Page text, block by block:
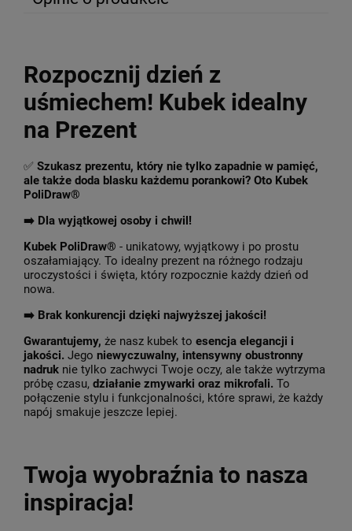
Rozpocznij dzień z
uśmiechem! Kubek idealny
na Prezent
✅ Szukasz prezentu, który nie tylko zapadnie w pamięć,
ale także doda blasku każdemu porankowi? Oto Kubek
PoliDraw®
➡️ Dla wyjątkowej osoby i chwil!
Kubek PoliDraw® - unikatowy, wyjątkowy i po prostu
oszałamiający. To idealny prezent na różnego rodzaju
uroczystości i święta, który rozpocznie każdy dzień od
nowa.
➡️ Brak konkurencji dzięki najwyższej jakości!
Gwarantujemy, że nasz kubek to esencja elegancji i
jakości. Jego niewyczuwalny, intensywny obustronny
nadruk nie tylko zachwyci Twoje oczy, ale także wytrzyma
próbę czasu, działanie zmywarki oraz mikrofali. To
połączenie stylu i funkcjonalności, które sprawi, że każdy
napój smakuje jeszcze lepiej.
Twoja wyobraźnia to nasza
inspiracja!